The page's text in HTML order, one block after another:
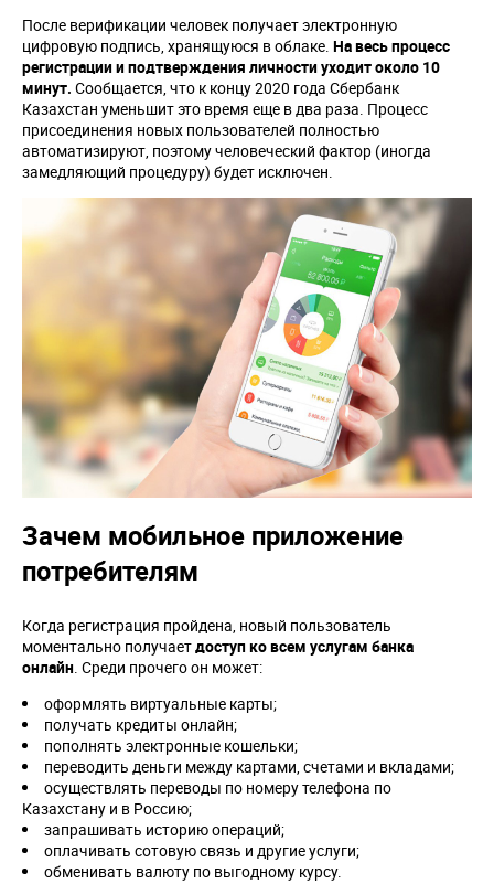
После верификации человек получает электронную
цифровую подпись, хранящуюся в облаке. На весь процесс
регистрации и подтверждения личности уходит около 10
минут. Сообщается, что к концу 2020 года Сбербанк
Казахстан уменьшит это время еще в два раза. Процесс
присоединения новых пользователей полностью
автоматизируют, поэтому человеческий фактор (иногда
замедляющий процедуру) будет исключен.
Зачем мобильное приложение
потребителям
Когда регистрация пройдена, новый пользователь
моментально получаетдоступ ко всем услугам банка
онлайн. Среди прочего он может:
оформлять виртуальные карты;
получать кредиты онлайн;
пополнять электронные кошельки;
переводить деньги между картами, счетами и вкладами;
осуществлять переводы по номеру телефона по
Казахстану и в Россию;
запрашивать историю операций;
оплачивать сотовую связь и другие услуги;
обменивать валюту по выгодному курсу.